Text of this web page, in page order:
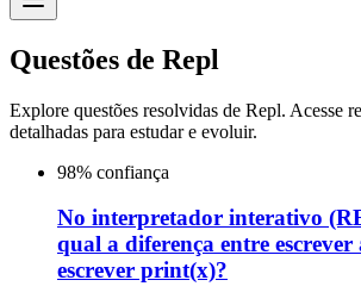
Questões de Repl
Explore questões resolvidas de Repl. Acesse
detalhadas para estudar e evoluir.
98% confiança
No interpretador interativo
qual a diferença entre escrever
escrever print(x)?